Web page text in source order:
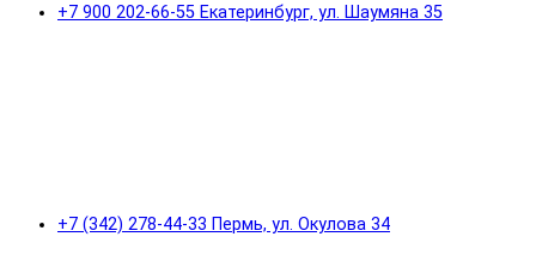
+7 900 202-66-55 Екатеринбург, ул. Шаумяна 35
+7 (342) 278-44-33 Пермь, ул. Окулова 34